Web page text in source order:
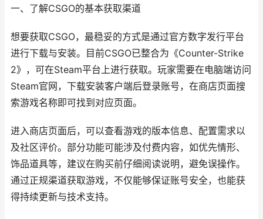
一、了解CSGO的基本获取渠道
想要获取CSGO，最稳妥的方式是通过官方数字发行平台
进行下载与安装。目前CSGO已整合为《Counter-Strike
2》，可在Steam平台上进行获取。玩家需要在电脑端访问
Steam官网，下载安装客户端后登录账号，在商店页面搜
索游戏名称即可找到对应页面。
进入商店页面后，可以查看游戏的版本信息、配置需求以
及社区评价。部分功能可能涉及付费内容，如优先情形、
饰品道具等，建议在购买前仔细阅读说明，避免误操作。
通过正规渠道获取游戏，不仅能够保证账号安全，也能获
得持续更新与技术支持。